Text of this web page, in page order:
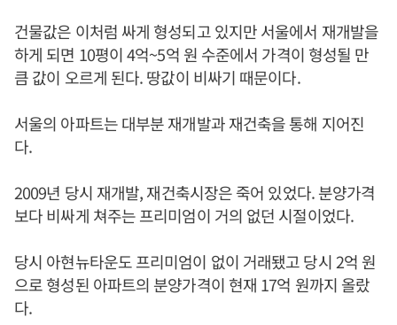
건물값은 이처럼 싸게 형성되고 있지만 서울에서 재개발을
하게 되면 10평이 4억~5억 원 수준에서 가격이 형성될 만
큼 값이 오르게 된다. 땅값이 비싸기 때문이다.
서울의 아파트는 대부분 재개발과 재건축을 통해 지어진
다.
2009년 당시 재개발, 재건축시장은 죽어 있었다. 분양가격
보다 비싸게 쳐주는 프리미엄이 거의 없던 시절이었다.
당시 아현뉴타운도 프리미엄이 없이 거래됐고 당시 2억 원
으로 형성된 아파트의 분양가격이 현재 17억 원까지 올랐
다.